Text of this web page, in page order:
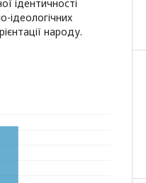
ідентичності
ідеологічних
народу.